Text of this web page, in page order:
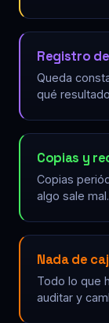
Registro
Queda
qué
Copias y
Copias
algo sale mal.
Nada de
Todo lo que
auditar y